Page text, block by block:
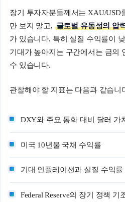
장기 투자자분들께서는 XAU/USD
만 보지 말고, 글로벌 유동성의 압
가 있습니다. 특히 실질 수익률이
기대가 높아지는 구간에서는 금의
수 있습니다.
관찰해야 할 지표는 다음과 같습니
DXY와 주요 통화 대비 달러 가
미국 10년물 국채 수익률
기대 인플레이션과 실질 수익률
Federal Reserve의 장기 정책 기